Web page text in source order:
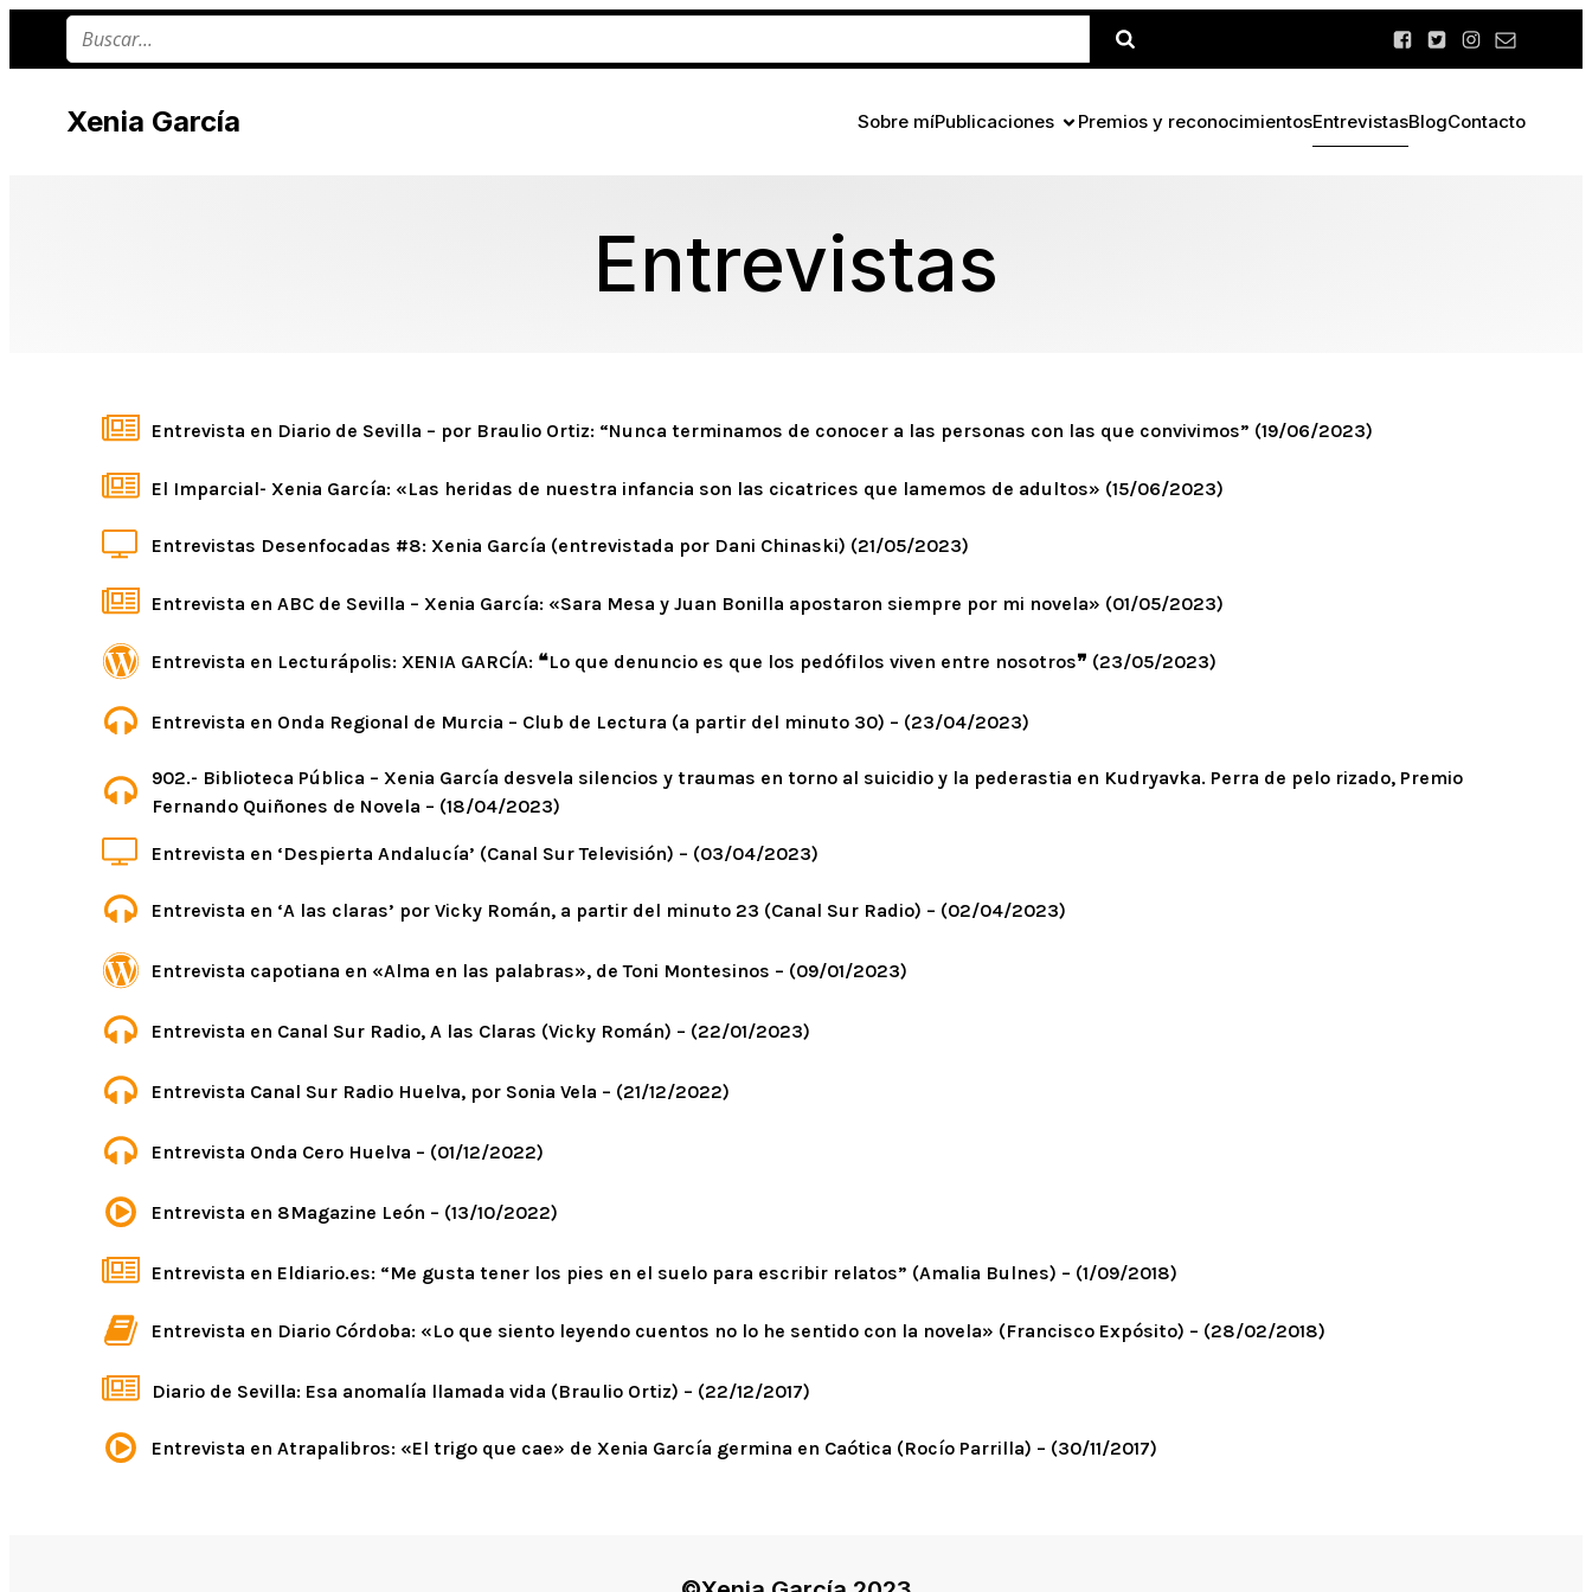
Xenia García Sobre míPublicaciones Premios y reconocimientosEntrevistasBlogContacto
Entrevistas
Entrevista en Diario de Sevilla – por Braulio Ortiz: “Nunca terminamos de conocer a las personas con las que convivimos” (19/06/2023)
El Imparcial- Xenia García: «Las heridas de nuestra infancia son las cicatrices que lamemos de adultos» (15/06/2023)
Entrevistas Desenfocadas #8: Xenia García (entrevistada por Dani Chinaski) (21/05/2023)
Entrevista en ABC de Sevilla – Xenia García: «Sara Mesa y Juan Bonilla apostaron siempre por mi novela» (01/05/2023)
Entrevista en Lecturápolis: XENIA GARCÍA: ❝Lo que denuncio es que los pedófilos viven entre nosotros❞ (23/05/2023)
Entrevista en Onda Regional de Murcia – Club de Lectura (a partir del minuto 30) – (23/04/2023)
902.- Biblioteca Pública – Xenia García desvela silencios y traumas en torno al suicidio y la pederastia en Kudryavka. Perra de pelo rizado, Premio
Fernando Quiñones de Novela – (18/04/2023)
Entrevista en ‘Despierta Andalucía’ (Canal Sur Televisión) – (03/04/2023)
Entrevista en ‘A las claras’ por Vicky Román, a partir del minuto 23 (Canal Sur Radio) – (02/04/2023)
Entrevista capotiana en «Alma en las palabras», de Toni Montesinos – (09/01/2023)
Entrevista en Canal Sur Radio, A las Claras (Vicky Román) – (22/01/2023)
Entrevista Canal Sur Radio Huelva, por Sonia Vela – (21/12/2022)
Entrevista Onda Cero Huelva – (01/12/2022)
Entrevista en 8Magazine León – (13/10/2022)
Entrevista en Eldiario.es: “Me gusta tener los pies en el suelo para escribir relatos” (Amalia Bulnes) – (1/09/2018)
Entrevista en Diario Córdoba: «Lo que siento leyendo cuentos no lo he sentido con la novela» (Francisco Expósito) – (28/02/2018)
Diario de Sevilla: Esa anomalía llamada vida (Braulio Ortiz) – (22/12/2017)
Entrevista en Atrapalibros: «El trigo que cae» de Xenia García germina en Caótica (Rocío Parrilla) – (30/11/2017)